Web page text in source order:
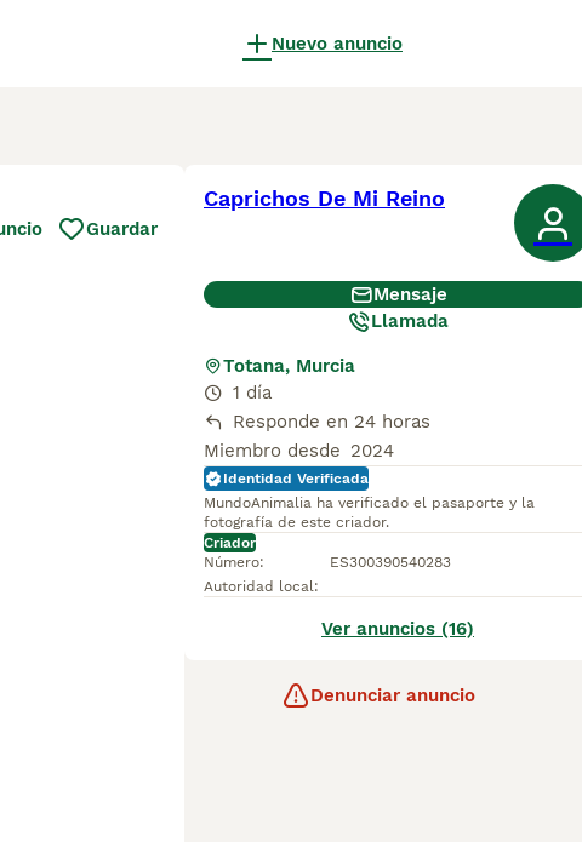
Nuevo anuncio
Guardar
Caprichos De Mi Reino
Mensaje
Llamada
Totana, Murcia
1 día
Responde en 24 horas
Miembro desde 2024
Identidad Verificada
MundoAnimalia ha verificado el pasaporte y la
fotografía de este criador.
Criador
Número:
ES300390540283
Autoridad local:
Ver anuncios (16)
Denunciar anuncio